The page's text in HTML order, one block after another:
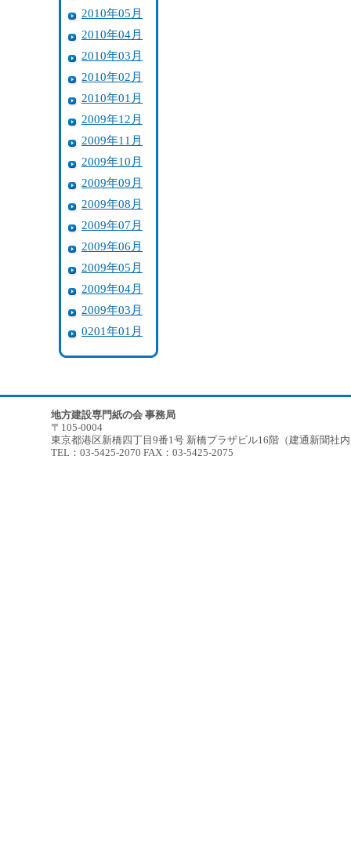
2010年05月
2010年04月
2010年03月
2010年02月
2010年01月
2009年12月
2009年11月
2009年10月
2009年09月
2009年08月
2009年07月
2009年06月
2009年05月
2009年04月
2009年03月
0201年01月
地方建設専門紙の会 事務局
〒105-0004
東京都港区新橋四丁目9番1号 新橋プラザビル16階（建通新聞社
TEL：03-5425-2070 FAX：03-5425-2075